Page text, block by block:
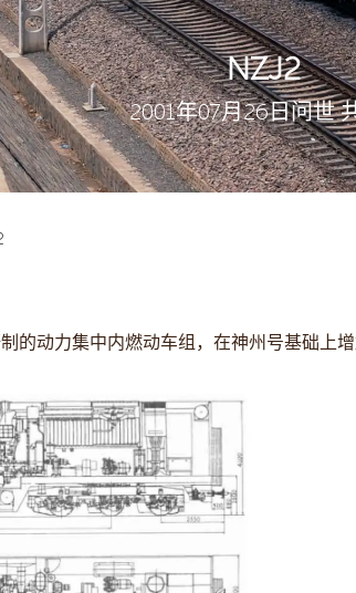
NZJ2
2001年07月26日问世
的动力集中内燃动车组，在神州号基础上